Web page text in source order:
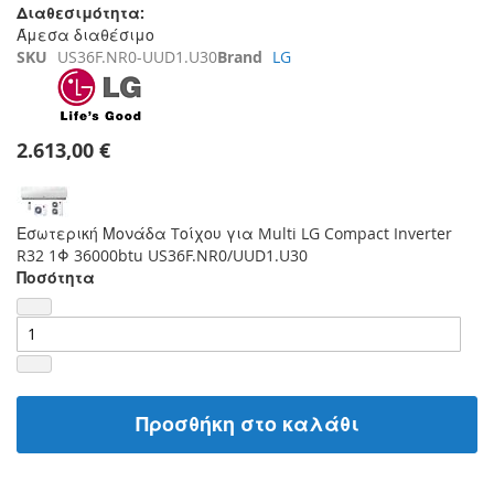
Διαθεσιμότητα:
Άμεσα διαθέσιμο
SKU US36F.NR0-UUD1.U30Brand LG
2.613,00 €
Εσωτερική Μονάδα Tοίχου για Multi LG Compact Inverter
R32 1Φ 36000btu US36F.NR0/UUD1.U30
Ποσότητα
Προσθήκη στο καλάθι